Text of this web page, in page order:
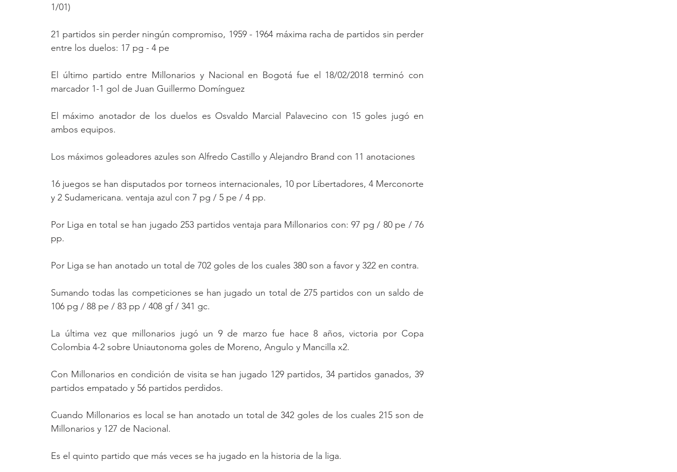
1/01)
21 partidos sin perder ningún compromiso, 1959 - 1964 máxima racha de partidos sin perder
entre los duelos: 17 pg - 4 pe
El último partido entre Millonarios y Nacional en Bogotá fue el 18/02/2018 terminó con
marcador 1-1 gol de Juan Guillermo Domínguez
El máximo anotador de los duelos es Osvaldo Marcial Palavecino con 15 goles jugó en
ambos equipos.
Los máximos goleadores azules son Alfredo Castillo y Alejandro Brand con 11 anotaciones
16 juegos se han disputados por torneos internacionales, 10 por Libertadores, 4 Merconorte
y 2 Sudamericana. ventaja azul con 7 pg / 5 pe / 4 pp.
Por Liga en total se han jugado 253 partidos ventaja para Millonarios con: 97 pg / 80 pe / 76
pp.
Por Liga se han anotado un total de 702 goles de los cuales 380 son a favor y 322 en contra.
Sumando todas las competiciones se han jugado un total de 275 partidos con un saldo de
106 pg / 88 pe / 83 pp / 408 gf / 341 gc.
La última vez que millonarios jugó un 9 de marzo fue hace 8 años, victoria por Copa
Colombia 4-2 sobre Uniautonoma goles de Moreno, Angulo y Mancilla x2.
Con Millonarios en condición de visita se han jugado 129 partidos, 34 partidos ganados, 39
partidos empatado y 56 partidos perdidos.
Cuando Millonarios es local se han anotado un total de 342 goles de los cuales 215 son de
Millonarios y 127 de Nacional.
Es el quinto partido que más veces se ha jugado en la historia de la liga.